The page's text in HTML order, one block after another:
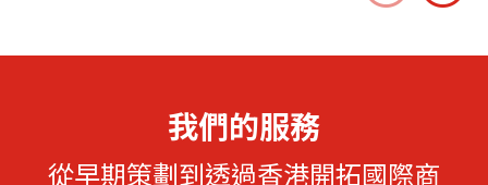
我們的服務
從早期策劃到透過香港開拓國際商